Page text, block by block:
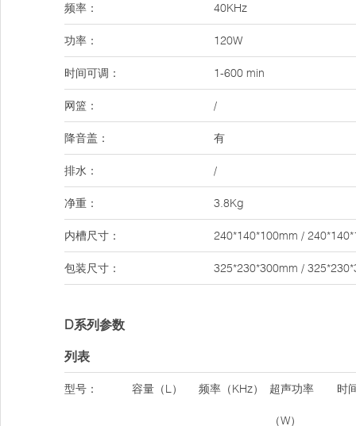
频率： 40KHz
功率： 120W
时间可调： 1-600 min
网篮： /
降音盖： 有
排水： /
净重： 3.8Kg
内槽尺寸： 240*140*100mm /
包装尺寸： 325*230*300mm /
D系列参数
列表
型号： 容量（L） 频率（KHz） 超声功率
（W）
时